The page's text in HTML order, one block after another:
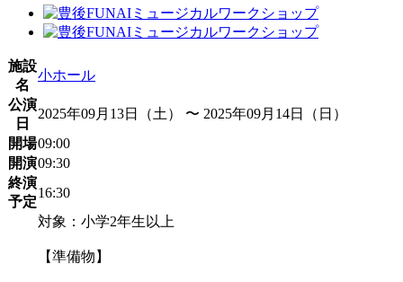
施設
名
小ホール
公演
日
2025年09月13日（土） 〜 2025年09月14日（日）
開場09:00
開演09:30
終演
予定
16:30
対象：小学2年生以上
【準備物】